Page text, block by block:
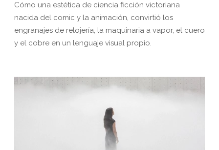
Cómo una estética de ciencia ficción victoriana
nacida del comic y la animación, convirtió los
engranajes de relojería, la maquinaria a vapor, el cuero
y el cobre en un lenguaje visual propio.